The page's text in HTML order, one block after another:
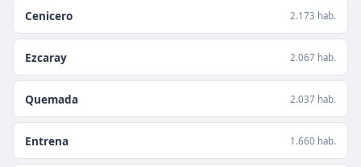
Cenicero 2.173 hab.
Ezcaray 2.067 hab.
Quemada 2.037 hab.
Entrena 1.660 hab.